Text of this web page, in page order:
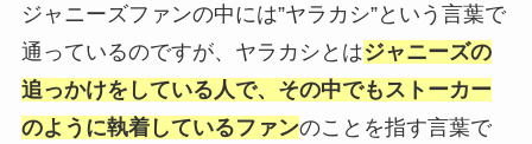
ジャニーズファンの中には”ヤラカシ”という言葉で
通っているのですが、ヤラカシとはジャニーズの
追っかけをしている人で、その中でもストーカー
のように執着しているファンのことを指す言葉で